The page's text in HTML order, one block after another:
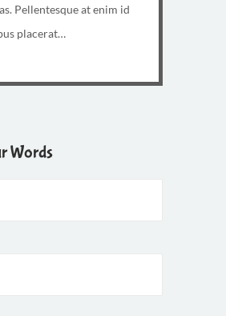
Pellentesque at enim id
placerat…
Words